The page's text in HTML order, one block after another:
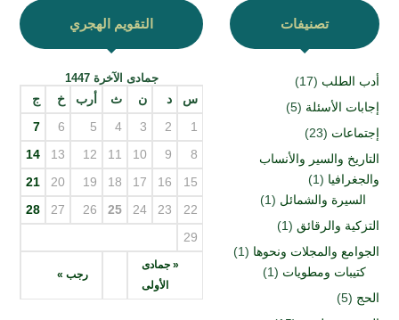
تصنيفات
أدب الطلب (17)
إجابات الأسئلة (5)
إجتماعات (23)
التاريخ والسير والأنساب
والجغرافيا (1)
السيرة والشمائل (1)
التزكية والرقائق (1)
الجوامع والمجلات ونحوها (1)
كتيبات ومطويات (1)
الحج (5)
التقويم الهجري
جمادى الآخرة 1447
س د ن ث أرب خ ج
« جمادى
الأولى
رجب »
1
2
3
4
5
6
7
8
9
10
11
12
13
14
15
16
17
18
19
20
21
22
23
24
25
26
27
28
29